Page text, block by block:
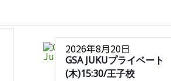
2026年8月20日
GSA JUKUプライベート
(木)15:30/王子校